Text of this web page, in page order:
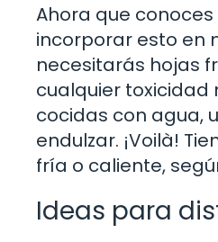
Ahora que
incorporar esto en
necesitarás hojas
cualquier toxicidad
cocidas con agua,
endulzar. ¡Voilà!
fría o caliente,
Ideas para